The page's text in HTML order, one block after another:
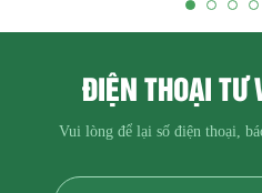
ĐIỆN THOẠI TƯ
Vui lòng để lại số điện thoại,